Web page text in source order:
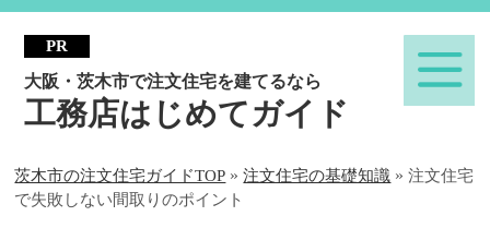
大阪・茨木市で注文住宅を建てるなら
工務店はじめてガイド
茨木市の注文住宅ガイドTOP »注文住宅の基礎知識 »注文住宅
で失敗しない間取りのポイント